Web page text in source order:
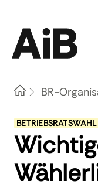
Home
BR-
BETRIEBSRATSWAHL